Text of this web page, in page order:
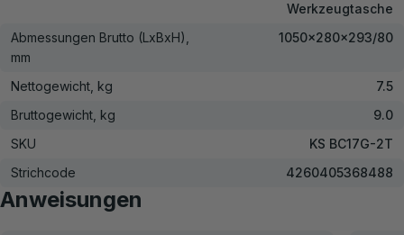
Werkzeugtasche
Abmessungen Brutto (LxBxH),
mm
1050x280x293/80
Nettogewicht, kg
7.5
Bruttogewicht, kg
9.0
SKU
KS BC17G-2T
Strichcode
4260405368488
Anweisungen